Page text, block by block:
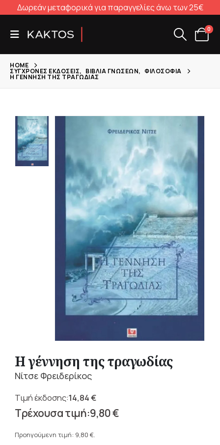
Δωρεάν μεταφορικά για παραγγελίες άνω των 25€
0
HOME
ΣΎΓΧΡΟΝΕΣ ΕΚΔΌΣΕΙΣ, ΒΙΒΛΊΑ ΓΝΏΣΕΩΝ, ΦΙΛΟΣΟΦΊΑ
Η ΓΈΝΝΗΣΗ ΤΗΣ ΤΡΑΓΩΔΊΑΣ
Η γέννηση της τραγωδίας
Νίτσε Φρειδερίκος
14,84€
Original
price
14,84 €.
9,80€
τρέχουσα
Προηγούμενη τιμή: 9,80 €.